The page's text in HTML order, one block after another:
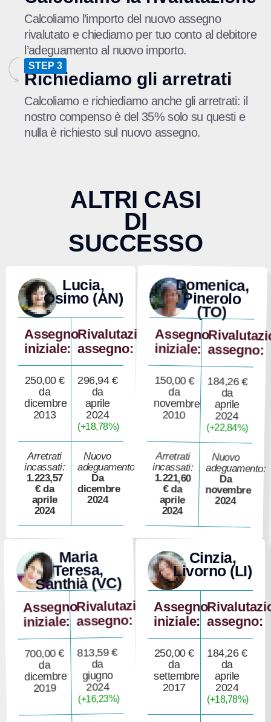
Calcoliamo l’importo del nuovo assegno
rivalutato e chiediamo per tuo conto al debitore
l’adeguamento al nuovo importo.
STEP 3
Richiediamo gli arretrati
Calcoliamo e richiediamo anche gli arretrati: il
nostro compenso è del 35% solo su questi e
nulla è richiesto sul nuovo assegno.
ALTRI CASI
DI
SUCCESSO
Lucia,
Osimo (AN)
Assegno
iniziale:
Rivalutazione
assegno:
250,00 €
da
dicembre
2013
296,94 €
da
aprile
2024
(+18,78%)
Arretrati
incassati:
1.223,57
€ da
aprile
2024
Nuovo
adeguamento:
Da
dicembre
2024
Maria
Teresa,
Santhià (VC)
Assegno
iniziale:
Rivalutazione
assegno:
700,00 €
da
dicembre
2019
813,59 €
da
giugno
2024
(+16,23%)
Domenica,
Pinerolo
(TO)
Assegno
iniziale: assegno:
150,00 €
da
novembre
2010
184,26 €
da
aprile
2024
(+22,84%)
Arretrati
incassati:
1.221,60
€ da
aprile
2024
Nuovo
adeguamento:
Da
novembre
2024
Cinzia,
Livorno (LI)
Assegno
iniziale: assegno:
250,00 €
da
settembre
2017
184,26 €
da
aprile
2024
(+18,78%)